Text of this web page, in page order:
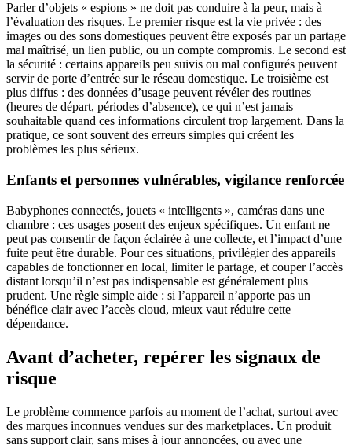
Parler d’objets « espions » ne doit pas conduire à la peur, mais à
l’évaluation des risques. Le premier risque est la vie privée : des
images ou des sons domestiques peuvent être exposés par un partage
mal maîtrisé, un lien public, ou un compte compromis. Le second est
la sécurité : certains appareils peu suivis ou mal configurés peuvent
servir de porte d’entrée sur le réseau domestique. Le troisième est
plus diffus : des données d’usage peuvent révéler des routines
(heures de départ, périodes d’absence), ce qui n’est jamais
souhaitable quand ces informations circulent trop largement. Dans la
pratique, ce sont souvent des erreurs simples qui créent les
problèmes les plus sérieux.
Enfants et personnes vulnérables, vigilance renforcée
Babyphones connectés, jouets « intelligents », caméras dans une
chambre : ces usages posent des enjeux spécifiques. Un enfant ne
peut pas consentir de façon éclairée à une collecte, et l’impact d’une
fuite peut être durable. Pour ces situations, privilégier des appareils
capables de fonctionner en local, limiter le partage, et couper l’accès
distant lorsqu’il n’est pas indispensable est généralement plus
prudent. Une règle simple aide : si l’appareil n’apporte pas un
bénéfice clair avec l’accès cloud, mieux vaut réduire cette
dépendance.
Avant d’acheter, repérer les signaux de
risque
Le problème commence parfois au moment de l’achat, surtout avec
des marques inconnues vendues sur des marketplaces. Un produit
sans support clair, sans mises à jour annoncées, ou avec une